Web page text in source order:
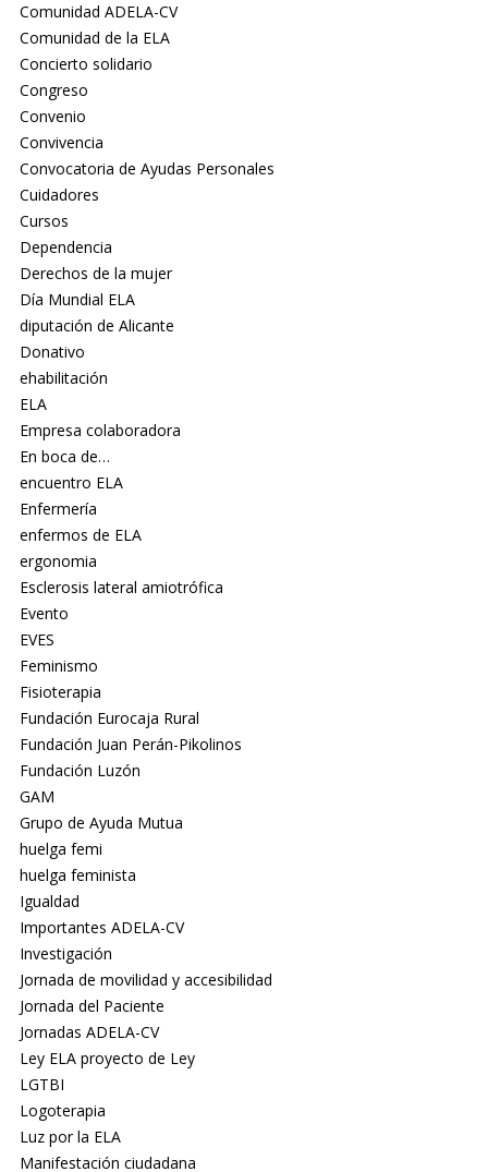
Comunidad ADELA-CV
Comunidad de la ELA
Concierto solidario
Congreso
Convenio
Convivencia
Convocatoria de Ayudas Personales
Cuidadores
Cursos
Dependencia
Derechos de la mujer
Día Mundial ELA
diputación de Alicante
Donativo
ehabilitación
ELA
Empresa colaboradora
En boca de…
encuentro ELA
Enfermería
enfermos de ELA
ergonomia
Esclerosis lateral amiotrófica
Evento
EVES
Feminismo
Fisioterapia
Fundación Eurocaja Rural
Fundación Juan Perán-Pikolinos
Fundación Luzón
GAM
Grupo de Ayuda Mutua
huelga femi
huelga feminista
Igualdad
Importantes ADELA-CV
Investigación
Jornada de movilidad y accesibilidad
Jornada del Paciente
Jornadas ADELA-CV
Ley ELA proyecto de Ley
LGTBI
Logoterapia
Luz por la ELA
Manifestación ciudadana